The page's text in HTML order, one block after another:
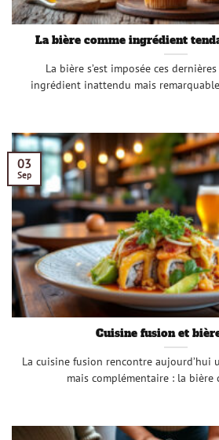
La bière comme ingrédient
La bière s’est imposée ces
ingrédient inattendu mais
Cuisine fusion et
La cuisine fusion rencontre aujourd’hui
mais complémentaire : la bière
03
Sep